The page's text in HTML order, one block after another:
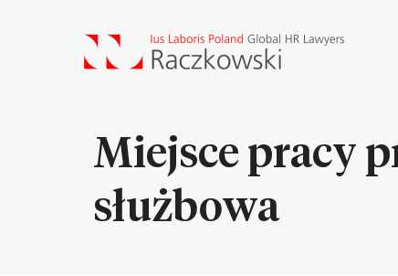
Miejsce pracy
służbowa